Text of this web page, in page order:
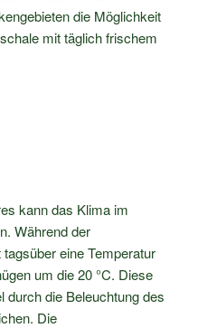
die Möglichkeit
mit täglich frischem
kann das Klima im
Während der
eine Temperatur
um die 20 °C. Diese
durch die Beleuchtung des
Die